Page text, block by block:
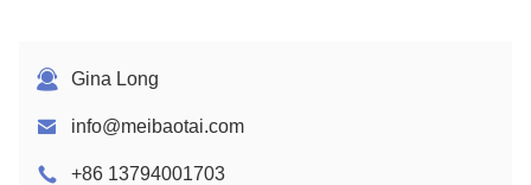
Gina Long
info@meibaotai.com
+86 13794001703